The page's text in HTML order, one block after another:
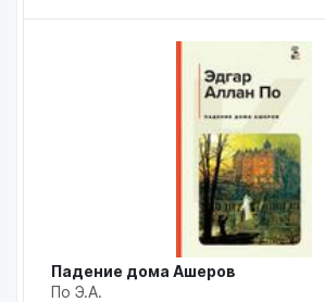
Падение дома Ашеров
По Э.А.